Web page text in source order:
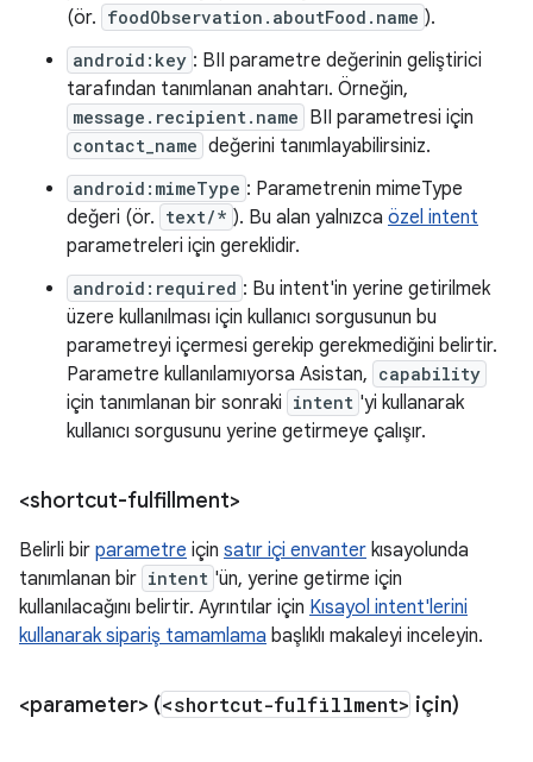
(ör. foodObservation.aboutFood.name ).
android:key : BII parametre değerinin geliştirici
tarafından tanımlanan anahtarı. Örneğin,
message.recipient.name BII parametresi için
contact_name değerini tanımlayabilirsiniz.
android:mimeType : Parametrenin mimeType
değeri (ör. text/* ). Bu alan yalnızca özel intent
parametreleri için gereklidir.
android:required : Bu intent'in yerine getirilmek
üzere kullanılması için kullanıcı sorgusunun bu
parametreyi içermesi gerekip gerekmediğini belirtir.
Parametre kullanılamıyorsa Asistan, capability
için tanımlanan bir sonraki intent 'yi kullanarak
kullanıcı sorgusunu yerine getirmeye çalışır.
<shortcut-fulfillment>
Belirli bir parametre için satır içi envanter kısayolunda
tanımlanan bir intent 'ün, yerine getirme için
kullanılacağını belirtir. Ayrıntılar için Kısayol intent'lerini
kullanarak sipariş tamamlama başlıklı makaleyi inceleyin.
<parameter> (<shortcut-fulfillment> için)